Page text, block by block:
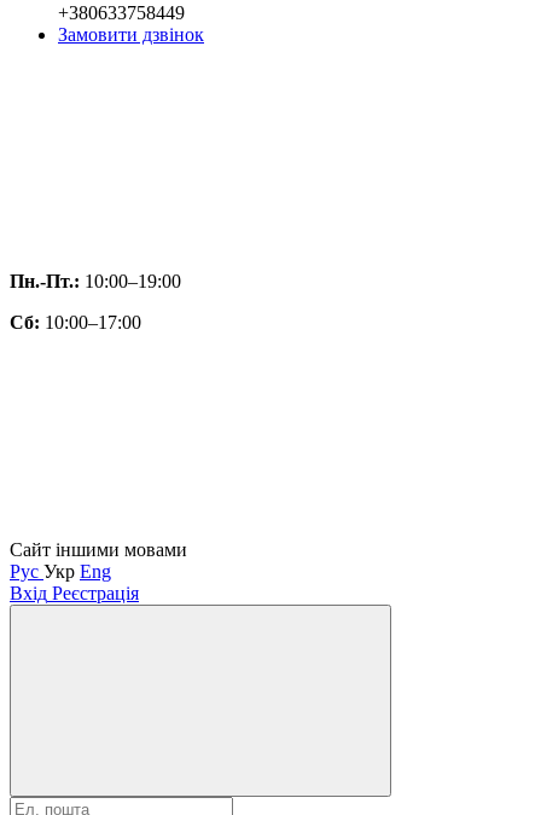
+380633758449
Замовити дзвінок
Пн.-Пт.: 10:00–19:00
Сб: 10:00–17:00
Сайт іншими мовами
Рус Укр Eng
Вхід Реєстрація